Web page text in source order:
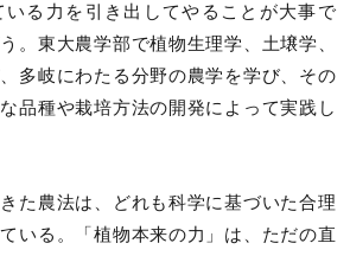
いる力を引き出してやることが大事で
。東大農学部で植物生理学、土壌学、
多岐にわたる分野の農学を学び、その
品種や栽培方法の開発によって実践し
た農法は、どれも科学に基づいた合理
いる。「植物本来の力」は、ただの直